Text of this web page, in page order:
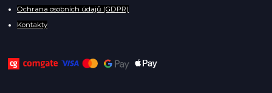
Ochrana osobních údajů (GDPR)
Kontakty